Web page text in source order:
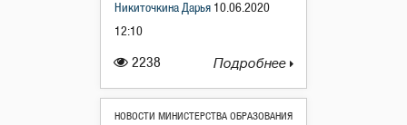
2238
Никиточкина Дарья 10.06.2020
12:10
Подробнее
НОВОСТИ МИНИСТЕРСТВА ОБРАЗОВАНИЯ